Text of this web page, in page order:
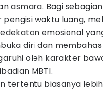
asmara. Bagi
waktu luang,
emosional
diri dan
oleh karakter
MBTI.
tertentu biasanya